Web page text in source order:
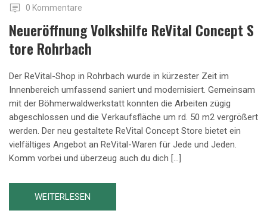
0 Kommentare
Neueröffnung Volkshilfe ReVital Concept S
Tore Rohrbach
Der ReVital-Shop in Rohrbach wurde in kürzester Zeit im
Innenbereich umfassend saniert und modernisiert. Gemeinsam
mit der Böhmerwaldwerkstatt konnten die Arbeiten zügig
abgeschlossen und die Verkaufsfläche um rd. 50 m2 vergrößert
werden. Der neu gestaltete ReVital Concept Store bietet ein
vielfältiges Angebot an ReVital-Waren für Jede und Jeden.
Komm vorbei und überzeug auch du dich […]
WEITERLESEN